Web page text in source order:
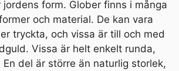
form. Glober finns i många
och material. De kan vara
tryckta, och vissa är till och med
Vissa är helt enkelt runda,
del är större än naturlig storlek,